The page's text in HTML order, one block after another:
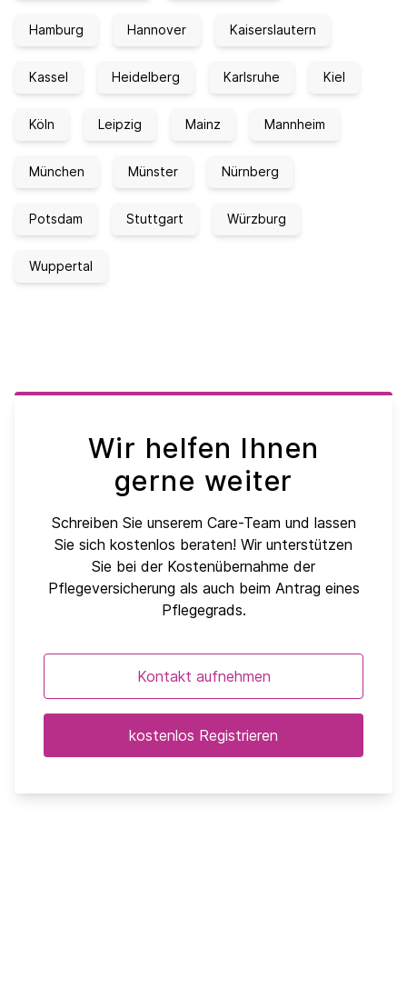
Hamburg Hannover Kaiserslautern
Kassel Heidelberg Karlsruhe Kiel
Köln Leipzig Mainz Mannheim
München Münster Nürnberg
Potsdam Stuttgart Würzburg
Wuppertal
Wir helfen Ihnen
gerne weiter
Schreiben Sie unserem Care-Team und lassen
Sie sich kostenlos beraten! Wir unterstützen
Sie bei der Kostenübernahme der
Pflegeversicherung als auch beim Antrag eines
Pflegegrads.
Kontakt aufnehmen
kostenlos Registrieren